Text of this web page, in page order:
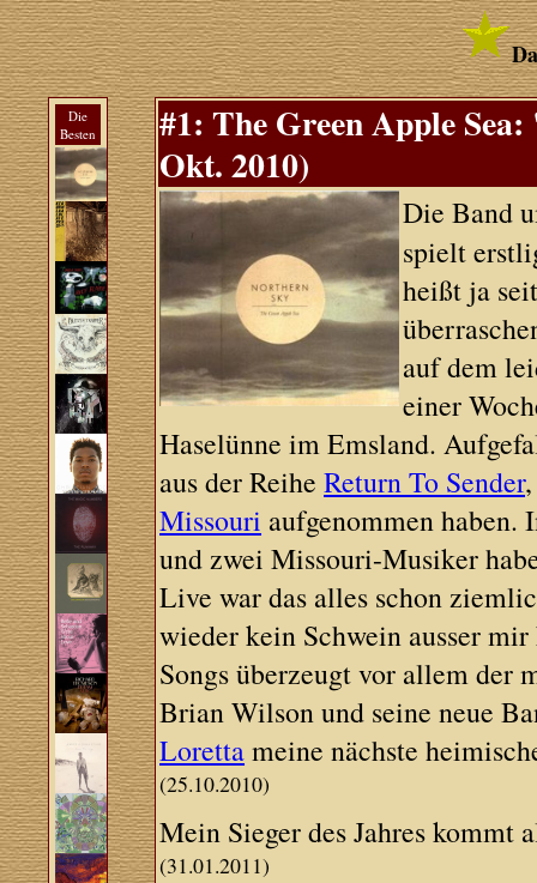
Die
Besten
#1: The Green Apple
Okt. 2010)
Die Band
spielt
heißt ja
auf dem
einer
Haselünne im Emsland.
aus der ReiheReturn To Sender
Missouri aufgenommen haben.
und zwei Missouri-Musiker
Live war das alles schon
wieder kein Schwein ausser
Songs überzeugt vor allem der
Brian Wilson und seine neue
Lorettameine nächste
(25.10.2010)
Mein Sieger des Jahres kommt
(31.01.2011)